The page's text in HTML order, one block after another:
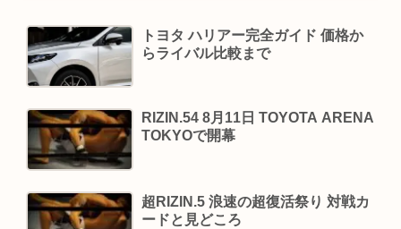
トヨタ ハリアー完全ガイド 価格か
らライバル比較まで
RIZIN.54 8月11日 TOYOTA ARENA
TOKYOで開幕
超RIZIN.5 浪速の超復活祭り 対戦カ
ードと見どころ